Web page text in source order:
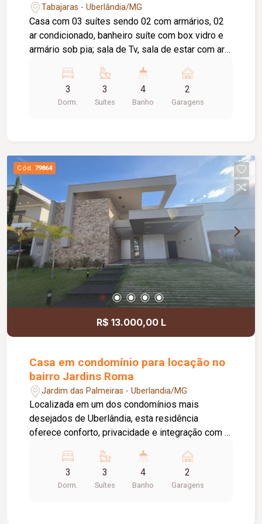
Tabajaras - Uberlândia/MG
Casa com 03 suítes sendo 02 com armários, 02
ar condicionado, banheiro suíte com box vidro e
armário sob pia; sala de Tv, sala de estar com ar
armário, dispensa; área de serviço com banheiro,
quintal, piscina, garagem 02 carros.
3
Dorm.
3
Suítes
4
Banho
2
Garagens
Cód. 79864
R$ 13.000,00 L
Casa em condomínio para locação no
bairro Jardins Roma
Jardim das Palmeiras - Uberlandia/MG
Localizada em um dos condomínios mais
desejados de Uberlândia, esta residência
oferece conforto, privacidade e integração com a
academia, quadra esportiva, salão de festas,
churrasqueira, playground, sauna, salão de jogos,
brinquedoteca e mais de 60.000m² de mata ciliar
3
Dorm.
3
Suítes
4
Banho
2
Garagens